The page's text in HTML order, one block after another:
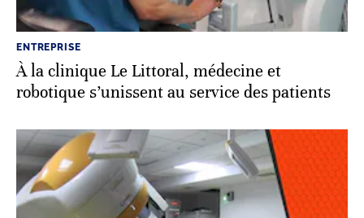
ENTREPRISE
À la clinique Le Littoral, médecine et
robotique s’unissent au service des patients